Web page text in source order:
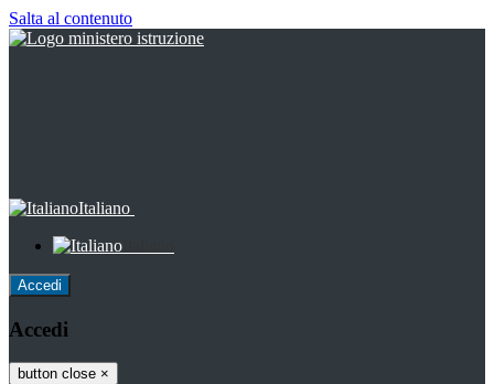
Salta al contenuto
Italiano
Accedi
Accedi
button close ×